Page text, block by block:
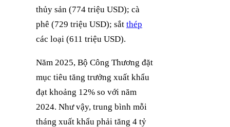
thủy sản (774 triệu USD); cà
phê (729 triệu USD); sắt thép
các loại (611 triệu USD).
Năm 2025, Bộ Công Thương đặt
mục tiêu tăng trưởng xuất khẩu
đạt khoảng 12% so với năm
2024. Như vậy, trung bình mỗi
tháng xuất khẩu phải tăng 4 tỷ